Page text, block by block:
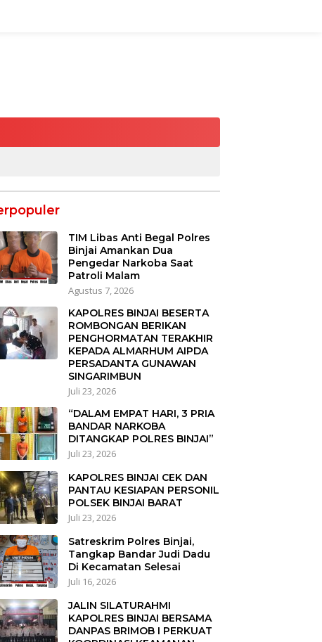
TIM Libas Anti Begal Polres
Binjai Amankan Dua
Pengedar Narkoba Saat
Patroli Malam
Agustus 7, 2026
KAPOLRES BINJAI BESERTA
ROMBONGAN BERIKAN
PENGHORMATAN TERAKHIR
KEPADA ALMARHUM AIPDA
PERSADANTA GUNAWAN
SINGARIMBUN
Juli 23, 2026
“DALAM EMPAT HARI, 3 PRIA
BANDAR NARKOBA
DITANGKAP POLRES BINJAI”
Juli 23, 2026
KAPOLRES BINJAI CEK DAN
PANTAU KESIAPAN PERSONIL
POLSEK BINJAI BARAT
Juli 23, 2026
Satreskrim Polres Binjai,
Tangkap Bandar Judi Dadu
Di Kecamatan Selesai
Juli 16, 2026
JALIN SILATURAHMI
KAPOLRES BINJAI BERSAMA
DANPAS BRIMOB I PERKUAT